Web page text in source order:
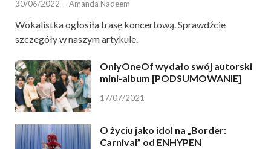
30/06/2022 - Amanda Nadeem
Wokalistka ogłosiła trasę koncertową. Sprawdźcie
szczegóły w naszym artykule.
OnlyOneOf wydało swój autorski
mini-album [PODSUMOWANIE]
17/07/2021
O życiu jako idol na „Border:
Carnival” od ENHYPEN